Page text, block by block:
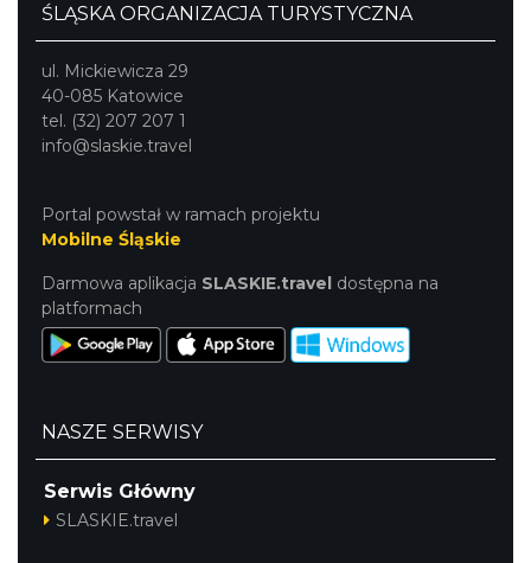
ŚLĄSKA ORGANIZACJA TURYSTYCZNA
ul. Mickiewicza 29
40-085 Katowice
tel. (32) 207 207 1
info@slaskie.travel
Portal powstał w ramach projektu
Mobilne Śląskie
Darmowa aplikacja SLASKIE.travel dostępna na
platformach
NASZE SERWISY
Serwis Główny
SLASKIE.travel